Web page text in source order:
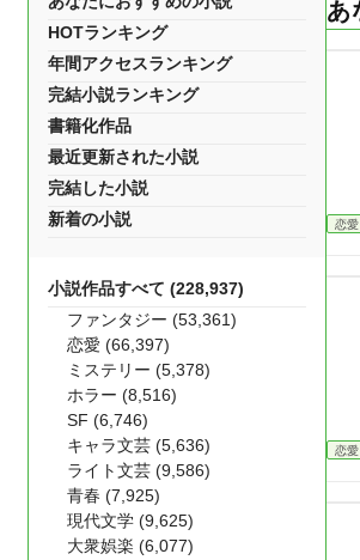
あ
恋愛
恋愛
HOTランキング
年間アクセスランキング
完結小説ランキング
書籍化作品
最近更新された小説
完結した小説
新着の小説
小説作品すべて (228,937)
ファンタジー (53,361)
恋愛 (66,397)
ミステリー (5,378)
ホラー (8,516)
SF (6,746)
キャラ文芸 (5,636)
ライト文芸 (9,586)
青春 (7,925)
現代文学 (9,625)
大衆娯楽 (6,077)